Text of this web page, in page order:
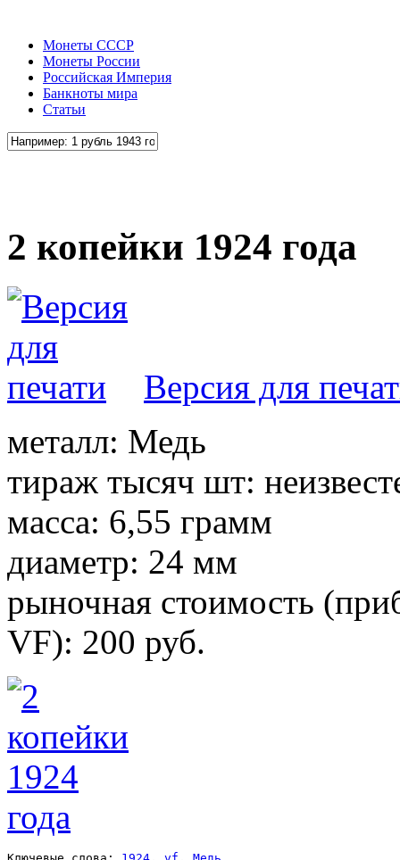
Монеты СССР
Монеты России
Российская Империя
Банкноты мира
Статьи
2 копейки 1924 года
Версия для
металл: Медь
тираж тысяч шт:
масса: 6,55 грамм
диаметр: 24 мм
рыночная стоимость
VF): 200 руб.